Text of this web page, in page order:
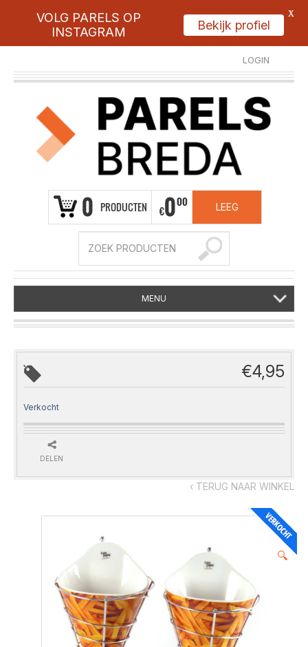
LOGIN
REGISTREER
0 PRODUCTEN €000 LEEG
MENU
‹ TERUG NAAR WINKEL
🔍
€4,95
Verkocht
DELEN
VOLG PARELS OP
INSTAGRAM
Bekijk profiel
X